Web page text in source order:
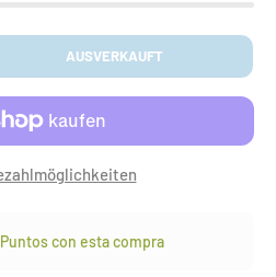
AUSVERKAUFT
con esta compra